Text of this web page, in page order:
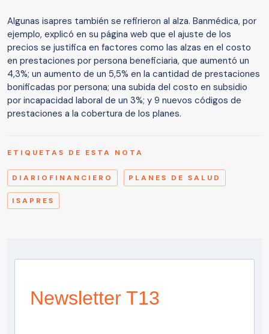
Algunas isapres también se refirieron al alza. Banmédica, por
ejemplo, explicó en su página web que el ajuste de los
precios se justifica en factores como las alzas en el costo
en prestaciones por persona beneficiaria, que aumentó un
4,3%; un aumento de un 5,5% en la cantidad de prestaciones
bonificadas por persona; una subida del costo en subsidio
por incapacidad laboral de un 3%; y 9 nuevos códigos de
prestaciones a la cobertura de los planes.
ETIQUETAS DE ESTA NOTA
DIARIOFINANCIERO PLANES DE SALUD
ISAPRES
Newsletter T13